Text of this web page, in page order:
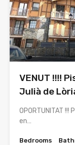
VENUT !!!!
Julià de
OPORTUNITAT
en…
Bedrooms